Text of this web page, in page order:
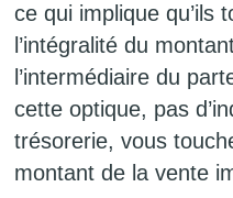
ce qui implique qu’ils
l’intégralité du
l’intermédiaire du
cette optique, pas
trésorerie, vous
montant de la vente